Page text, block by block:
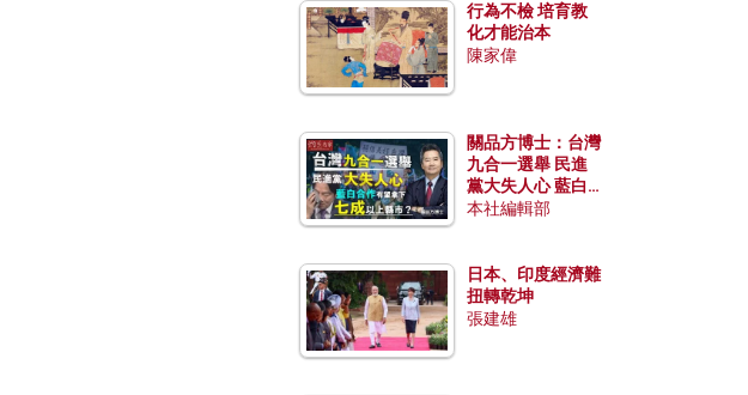
行為不檢 培育教
化才能治本
陳家偉
關品方博士：台灣
九合一選舉 民進
黨大失人心 藍白
合作有望拿下七成
本社編輯部
日本、印度經濟難
扭轉乾坤
張建雄